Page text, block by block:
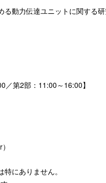
動力伝達ユニットに関する
第2部：11:00～16:00】
にありません。